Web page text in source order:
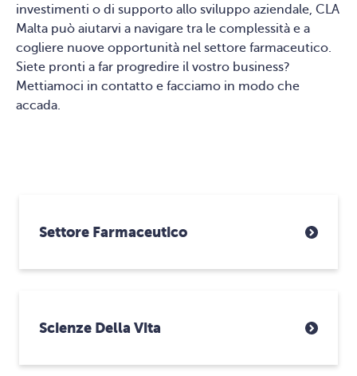
investimenti o di supporto allo sviluppo aziendale, CLA
Malta può aiutarvi a navigare tra le complessità e a
cogliere nuove opportunità nel settore farmaceutico.
Siete pronti a far progredire il vostro business?
Mettiamoci in contatto e facciamo in modo che
accada.
Settore Farmaceutico
Scienze Della Vita